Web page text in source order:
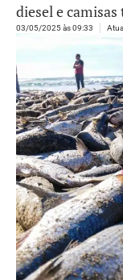
diesel e
03/05/2025 às 09:33